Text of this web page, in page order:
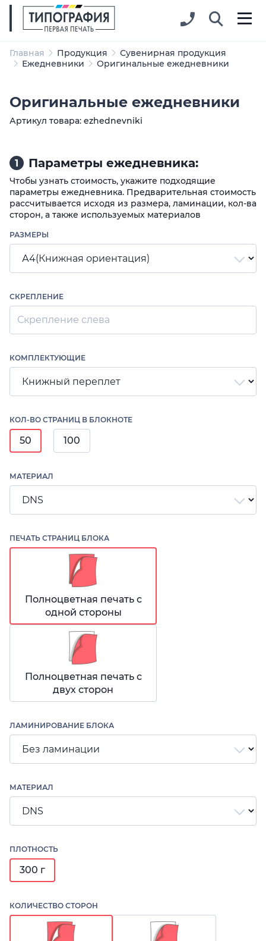
Главная Продукция
Сувенирная продукция
Ежедневники
Оригинальные ежедневники
Оригинальные ежедневники
Артикул товара: ezhednevniki
1 Параметры ежедневника:
Чтобы узнать стоимость, укажите подходящие
параметры ежедневника. Предварительная стоимость
рассчитывается исходя из размера, ламинации, кол-ва
сторон, а также используемых материалов
РАЗМЕРЫ
СКРЕПЛЕНИЕ
Скрепление слева
КОМПЛЕКТУЮЩИЕ
КОЛ-ВО СТРАНИЦ В БЛОКНОТЕ
50 100
МАТЕРИАЛ
ПЕЧАТЬ СТРАНИЦ БЛОКА
Полноцветная печать с
одной стороны
Полноцветная печать с
двух сторон
ЛАМИНИРОВАНИЕ БЛОКА
МАТЕРИАЛ
ПЛОТНОСТЬ
300 г
КОЛИЧЕСТВО СТОРОН